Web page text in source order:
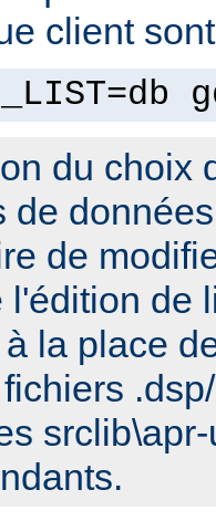
client
du choix
de
de
l'édition de
la place